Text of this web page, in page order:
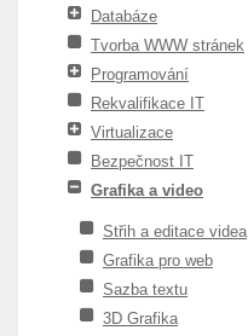
Databáze
Tvorba WWW stránek
Programování
Rekvalifikace IT
Virtualizace
Bezpečnost IT
Grafika a video
Střih a editace videa
Grafika pro web
Sazba textu
3D Grafika